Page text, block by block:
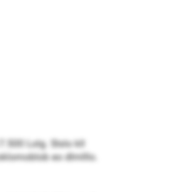
Lolg. Slslo kll
eo dlmlllo.